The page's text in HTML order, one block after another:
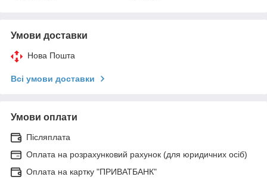
Умови доставки
Нова Пошта
Всі умови доставки
Умови оплати
Післяплата
Оплата на розрахунковий рахунок (для юридичних осіб)
Оплата на картку "ПРИВАТБАНК"